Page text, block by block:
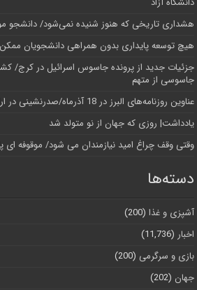
هشداری تاریخی که هنوز شنیده نمی‌شود/ دانشجو
هیچ توسعه پایداری بدون همراهی دانشجویان
جزئیات جدید از پرونده جاسوس اسرائیل در کرج/‌
جاسوسی از متهم
عناوین روزنامه‌های البرز در ‌18 آذرماه/صدرنشینی در ارائه خدمات زایمان بی‌درد
یادداشت| روزی که جهان از نو متولد شد
وقتی وقف چراغ امید نیازمندان می شود/ موقوفه ای
دسته‌ها
آشپزی و غذا (200)
اخبار (11,736)
بازی و سرگرمی (200)
جهان (202)